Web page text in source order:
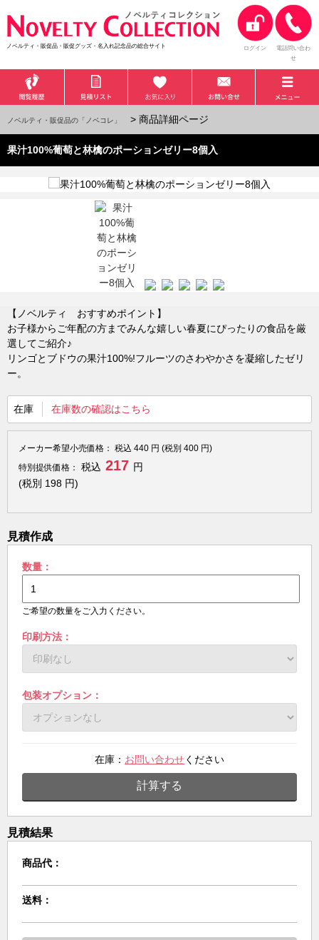
ノベルティ・販促品・販促グッズ・名入れ記念品の総合サイト ログイン
電話問い合わ
せ
ノベルティ・販促品の「ノベコレ」 > 商品詳細ページ
果汁100%葡萄と林檎のポーションゼリー8個入
【ノベルティ おすすめポイント】
お子様からご年配の方までみんな嬉しい春夏にぴったりの食品を厳
選してご紹介♪
リンゴとブドウの果汁100%!フルーツのさわやかさを凝縮したゼリ
ー。
在庫 在庫数の確認はこちら
メーカー希望小売価格： 税込 440 円 (税別 400 円)
特別提供価格：
税込 217 円
(税別 198 円)
見積作成
数量：
ご希望の数量をご入力ください。
印刷方法：
包装オプション：
在庫： お問い合わせください
計算する
見積結果
商品代：
送料：